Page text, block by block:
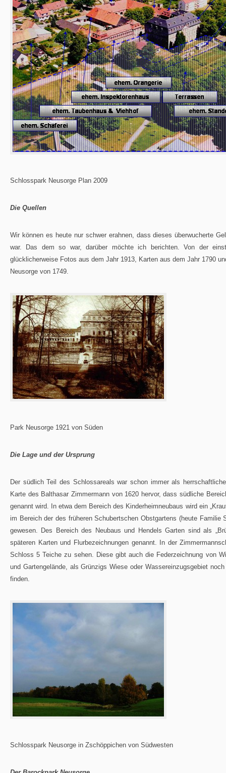
Schlosspark Neusorge Plan 2009
Die Quellen
Wir können es heute nur schwer erahnen, dass dieses überwucherte
war. Das dem so war, darüber möchte ich berichten. Von der
glücklicherweise Fotos aus dem Jahr 1913, Karten aus dem Jahr 1790
Neusorge von 1749.
Park Neusorge 1921 von Süden
Die Lage und der Ursprung
Der südlich Teil des Schlossareals war schon immer als
Karte des Balthasar Zimmermann von 1620 hervor, dass südliche
genannt wird. In etwa dem Bereich des Kinderheimneubaus wird ein
im Bereich der des früheren Schubertschen Obstgartens (heute Familie
gewesen. Des Bereich des Neubaus und Hendels Garten sind als
späteren Karten und Flurbezeichnungen genannt. In der
Schloss 5 Teiche zu sehen. Diese gibt auch die Federzeichnung von
und Gartengelände, als Grünzigs Wiese oder Wassereinzugsgebiet
finden.
Schlosspark Neusorge in Zschöppichen von Südwesten